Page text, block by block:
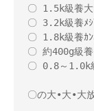
〇 1.5k級養大
〇 3.2k級養ﾒ
〇 1.8k級養ｶ
〇 約400g級養
〇 0.8～1.0k
〇の大•大•大